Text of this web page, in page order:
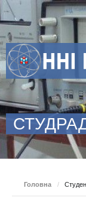
Головна /